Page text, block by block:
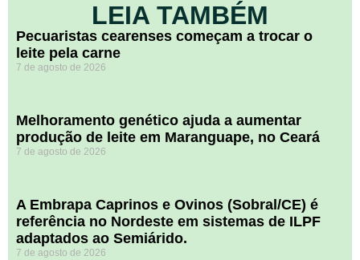
LEIA TAMBÉM
Pecuaristas cearenses começam a trocar o
leite pela carne
7 de agosto de 2026
Melhoramento genético ajuda a aumentar
produção de leite em Maranguape, no Ceará
7 de agosto de 2026
A Embrapa Caprinos e Ovinos (Sobral/CE) é
referência no Nordeste em sistemas de ILPF
adaptados ao Semiárido.
7 de agosto de 2026